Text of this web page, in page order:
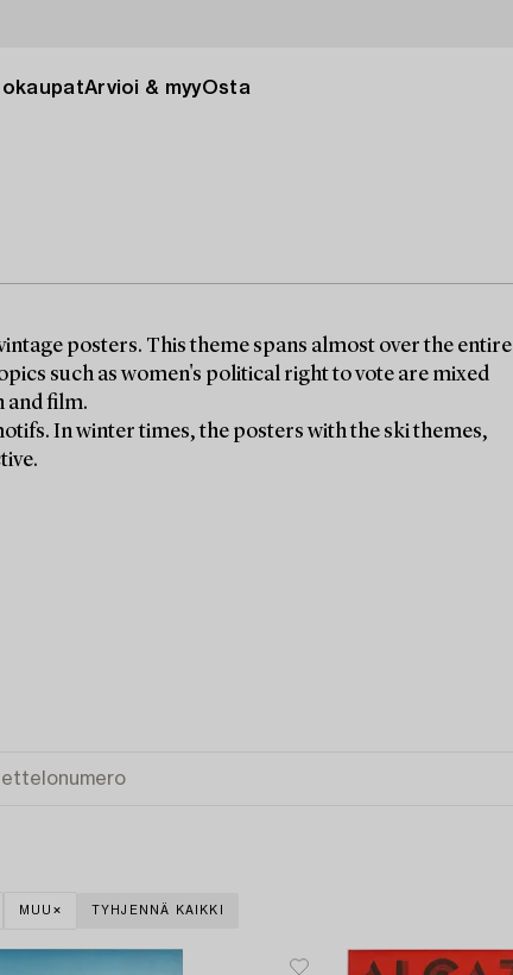
Arvioi & myyOsta
posters. This theme spans almost over the entire
such as women's political right to vote are mixed
and film.
In winter times, the posters with the ski themes,
MUU TYHJENNÄ KAIKKI